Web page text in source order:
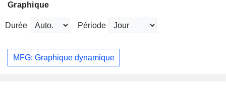
Graphique
Durée Période
MFG: Graphique dynamique